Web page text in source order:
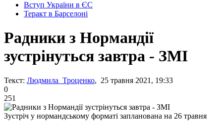
Вступ України в ЄС
Теракт в Барселоні
Радники з Нормандії
зустрінуться завтра - ЗМІ
Текст: Людмила Троценко, 25 травня 2021, 19:33
0
251
Зустріч у нормандському форматі запланована на 26 травня